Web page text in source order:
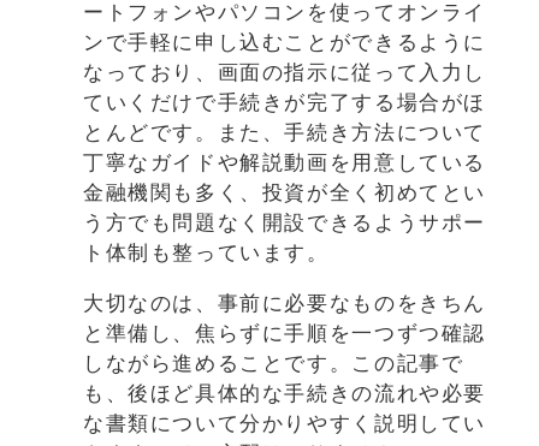
ートフォンやパソコンを使ってオンライ
ンで手軽に申し込むことができるように
なっており、画面の指示に従って入力し
ていくだけで手続きが完了する場合がほ
とんどです。また、手続き方法について
丁寧なガイドや解説動画を用意している
金融機関も多く、投資が全く初めてとい
う方でも問題なく開設できるようサポー
ト体制も整っています。
大切なのは、事前に必要なものをきちん
と準備し、焦らずに手順を一つずつ確認
しながら進めることです。この記事で
も、後ほど具体的な手続きの流れや必要
な書類について分かりやすく説明してい